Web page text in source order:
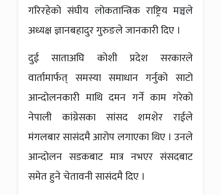
गरिरहेको संघीय लोकतान्त्रिक राष्ट्रिय मञ्चले
अध्यक्ष ज्ञानबहादुर गुरुङले जानकारी दिए ।
दुई साताअघि कोशी प्रदेश सरकारले
वार्तामार्फत् समस्या समाधान गर्नुको साटो
आन्दोलनकारी माथि दमन गर्ने काम गरेको
नेपाली कांग्रेसका सांसद शमशेर राईले
मंगलबार सासंदमै आरोप लगाएका थिए । उनले
आन्दोलन सडकबाट मात्र नभएर संसदबाट
समेत हुने चेतावनी सासंदमै दिए ।